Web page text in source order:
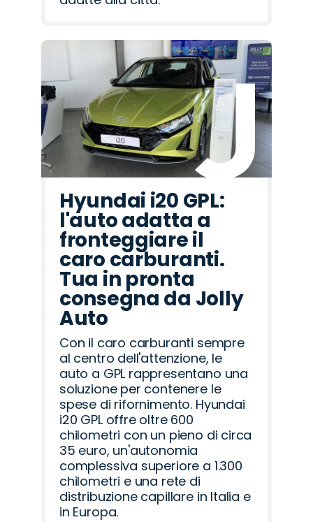
Hyundai i20 GPL:
l'auto adatta a
fronteggiare il
caro carburanti.
Tua in pronta
consegna da Jolly
Auto
Con il caro carburanti sempre
al centro dell'attenzione, le
auto a GPL rappresentano una
soluzione per contenere le
spese di rifornimento. Hyundai
i20 GPL offre oltre 600
chilometri con un pieno di circa
35 euro, un'autonomia
complessiva superiore a 1.300
chilometri e una rete di
distribuzione capillare in Italia e
in Europa.